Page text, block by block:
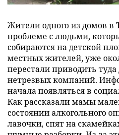
Жители одного из домов в
проблеме с людьми,
собираются на детской
местных жителей, уже
перестали приводить
нетрезвых компаний.
начала появляться в
Как рассказали мамы
состоянии алкогольного
лавочки, спят на